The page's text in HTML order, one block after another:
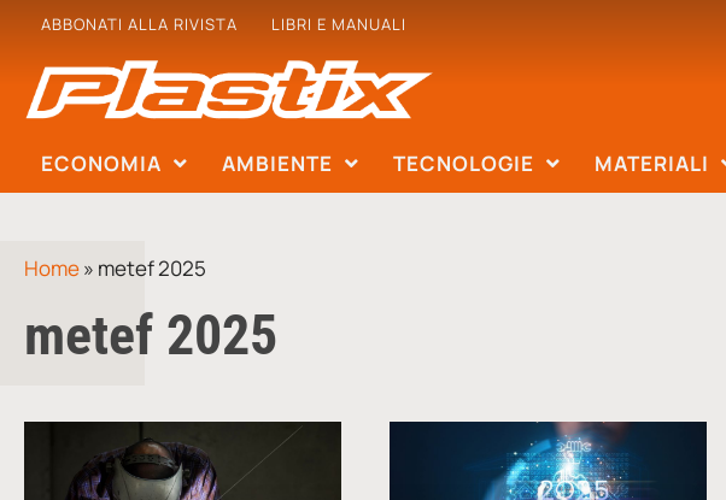
ABBONATI ALLA RIVISTA LIBRI E MANUALI
ECONOMIA AMBIENTE TECNOLOGIE MATERIALI
Home» metef 2025
metef 2025